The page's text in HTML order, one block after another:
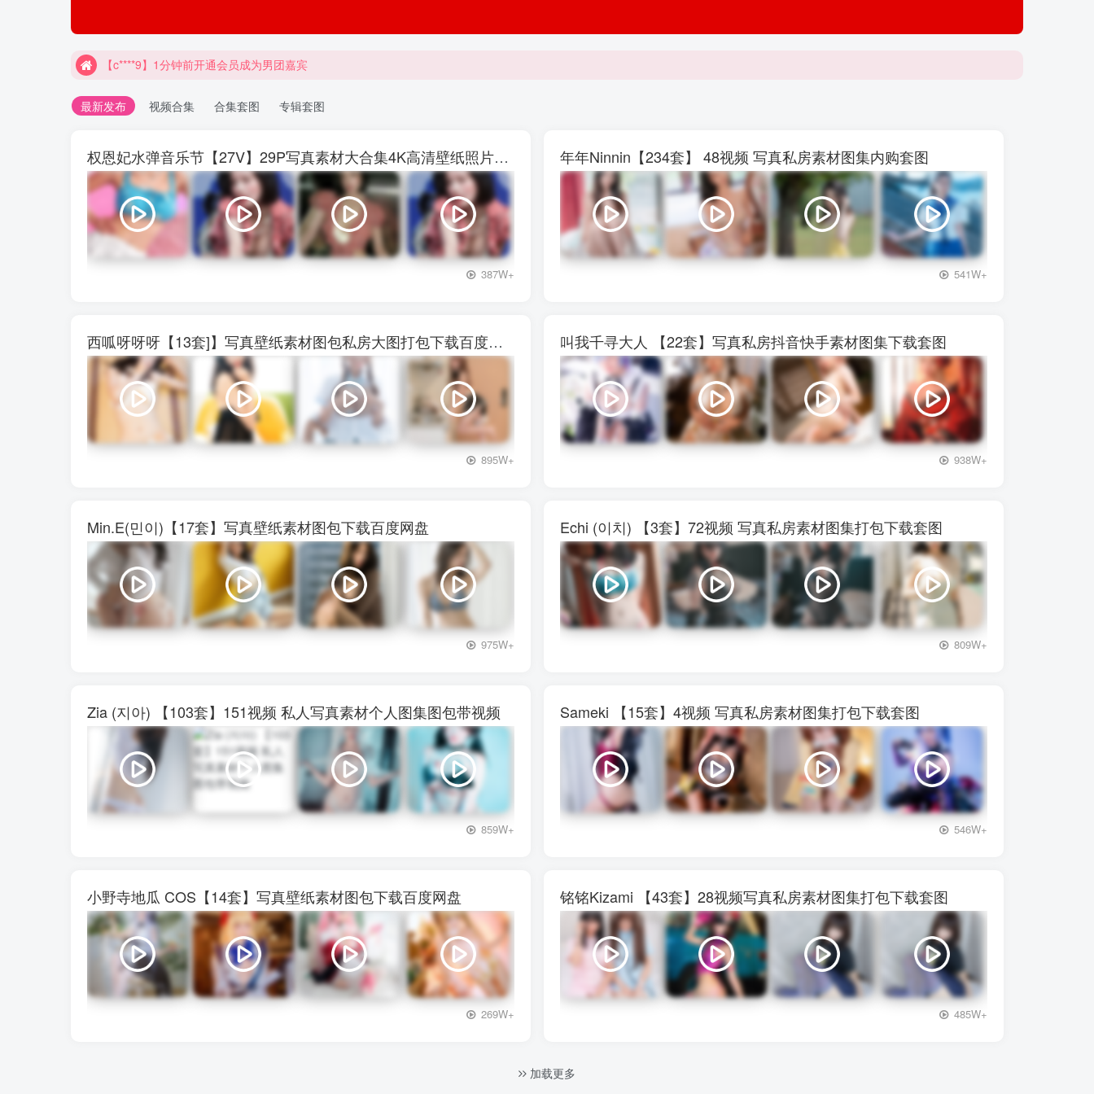
【c****9】1分钟前开通会员成为男团嘉宾
最新发布 视频合集 合集套图 专辑套图
权恩妃水弹音乐节【27V】29P写真素材大合集4K高清壁纸照片素材
+3
387W+
年年Ninnin【234套】 48视频 写真私房素材图集内购套图
+3
541W+
西呱呀呀呀【13套]】写真壁纸素材图包私房大图打包下载百度网盘
895W+
叫我千寻大人 【22套】写真私房抖音快手素材图集下载套图
938W+
Min.E(민이)【17套】写真壁纸素材图包下载百度网盘
+3
975W+
Echi (이치) 【3套】72视频 写真私房素材图集打包下载套图
809W+
Zia (지아) 【103套】151视频 私人写真素材个人图集图包带视频
+3
859W+
Sameki 【15套】4视频 写真私房素材图集打包下载套图
546W+
小野寺地瓜 COS【14套】写真壁纸素材图包下载百度网盘
269W+
铭铭Kizami 【43套】28视频写真私房素材图集打包下载套图
+3
485W+
加载更多